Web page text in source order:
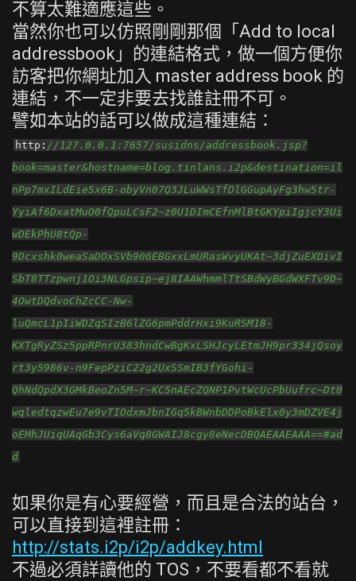
不算太難適應這些。
當然你也可以仿照剛剛那個「Add to local
addressbook」的連結格式，做一個方便你
訪客把你網址加入 master address book 的
連結，不一定非要去找誰註冊不可。
譬如本站的話可以做成這種連結：
http : //127.0.0.1:7657/susidns/addressbook.jsp?
book=master&hostname=blog.tinlans.i2p&destination=il
nPp7mxILdEie5x6B-obyVn07Q3JLuWWsTfDlGGupAyFg3hw5tr-
YyiAf6DxatMuO0fQpuLCsF2~z0U1DImCEfnMlBtGKYpiIgjcY3Ui
wDEkPhU8tQp-
9Dcxshk0weaSaDOxSVb906EBGxxLmURasWvyUKAt~3djZuEXDivI
SbT8TTzpwnj1Oi3NLGpsip~ej8IAAWhmmlTtSBdWyBGdWXFTv9D~
4OwtDQdvoChZcCC-Nw-
luQmcL1pIiWDZqSIzB6lZG6pmPddrHxi9KuRSM18-
KXTgRyZSz5ppRPnrU383hndCwBgKxLSHJcyLEtmJH9pr334jQsoy
rt3y5986v-n9FepPziC22g2UxSSmIB3fYGohi-
QhNdQpdX3GMkBeoZn5M~r~KC5nAEcZQNP1PvtWcUcPbUufrc~Dt0
wqledtqzwEu7e9vTIOdxmJbnIGq5kBWnbDDPoBkElx0y3mDZVE4j
oEMhJUiqUAqGb3Cys6aVq8GWAIJ8cgy8eNecDBQAEAAEAAA==#ad
d
如果你是有心要經營，而且是合法的站台，
可以直接到這裡註冊：
http://stats.i2p/i2p/addkey.html
不過必須詳讀他的 TOS，不要看都不看就